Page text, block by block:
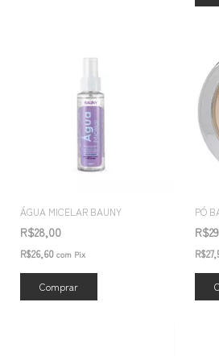
ÁGUA MICELAR BAUNY
R$28,00
R$26,60 com Pix
PÓ